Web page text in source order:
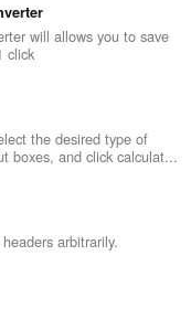
will allows you to save
click
the desired type of
boxes, and click calculat...
arbitrarily.